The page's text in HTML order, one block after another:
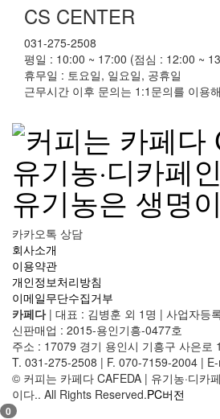
CS CENTER
031-275-2508
평일 : 10:00 ~ 17:00 (점심 : 12:00 ~
휴무일 : 토요일, 일요일, 공휴일
근무시간 이후 문의는 1:1문의를 이용
카카오톡 상담
회사소개
이용약관
개인정보처리방침
이메일무단수집거부
카페다 | 대표 : 김병훈 외 1명 | 사업자등
신판매업 : 2015-용인기흥-0477호
주소 : 17079 경기 용인시 기흥구 사은로
T. 031-275-2508 | F. 070-7159-2004 |
© 커피는 카페다 CAFEDA | 유기농·디카
이다.. All Rights Reserved.PC버전
0